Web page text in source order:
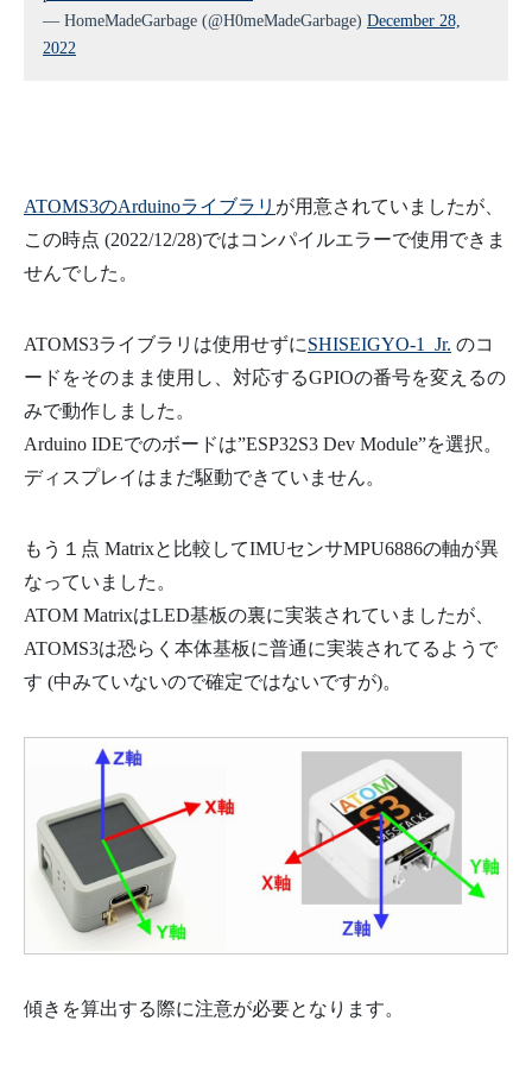
— HomeMadeGarbage (@H0meMadeGarbage) December 28,
2022
ATOMS3のArduinoライブラリ が用意されていましたが、
この時点 (2022/12/28)ではコンパイルエラーで使用できま
せんでした。
ATOMS3ライブラリは使用せずにSHISEIGYO-1 Jr. のコ
ードをそのまま使用し、対応するGPIOの番号を変えるの
みで動作しました。
Arduino IDEでのボードは”ESP32S3 Dev Module”を選択。
ディスプレイはまだ駆動できていません。
もう１点 Matrixと比較してIMUセンサMPU6886の軸が異
なっていました。
ATOM MatrixはLED基板の裏に実装されていましたが、
ATOMS3は恐らく本体基板に普通に実装されてるようで
す (中みていないので確定ではないですが)。
傾きを算出する際に注意が必要となります。